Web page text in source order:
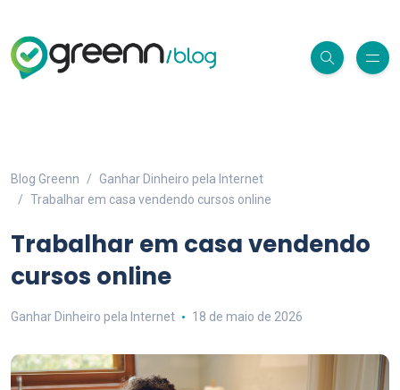
Blog Greenn
Ganhar Dinheiro pela Internet
Trabalhar em casa vendendo cursos online
Trabalhar em casa vendendo
cursos online
Ganhar Dinheiro pela Internet 18 de maio de 2026